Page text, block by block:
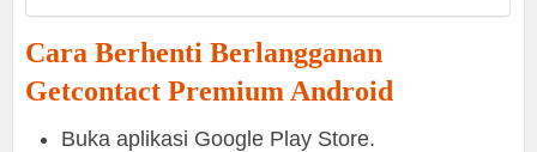
Cara Berhenti Berlangganan
Getcontact Premium Android
Buka aplikasi Google Play Store.